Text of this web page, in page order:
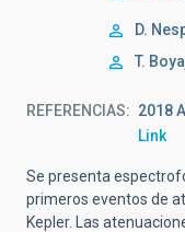
D.
T.
REFERENCIAS
2018
Link
Se presenta
primeros eventos de
Kepler. Las